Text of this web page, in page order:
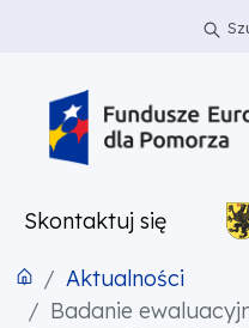
PRZEJDŹ DO TREŚCI
Skontaktuj się
Aktualności
Badanie